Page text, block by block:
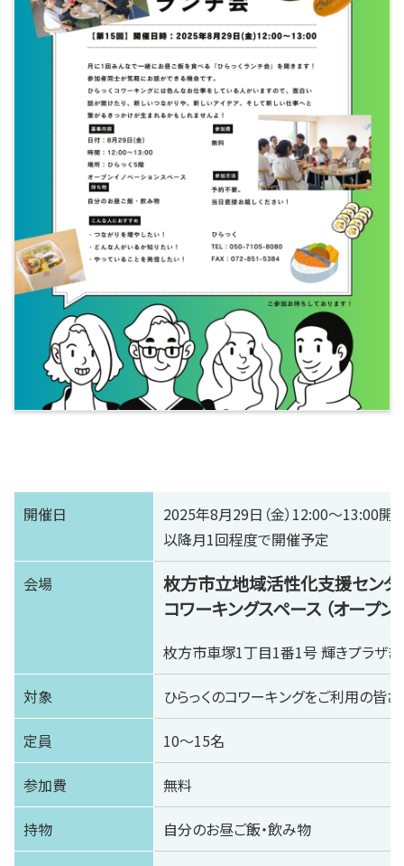
開催日
2025年8月29日（金）12:00～13:00開
以降月1回程度で開催予定
会場
枚方市立地域活性化支援センター
コワーキングスペース （オープン
枚方市車塚1丁目1番1号 輝きプラザき
対象 ひらっくのコワーキングをご利用の皆さ
定員 10〜15名
参加費 無料
持物 自分のお昼ご飯・飲み物